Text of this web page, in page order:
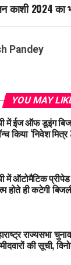
काशी 2024 का
Pandey
YOU MAY
में ईज ऑफ डूइंग
किया ‘निवेश मित्र
में ऑटोमैटिक
होते ही कटेगी
राज्यसभा
की सूची,